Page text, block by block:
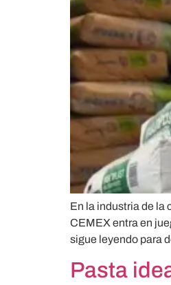
En la industria de la
CEMEX entra en
sigue leyendo para
Pasta